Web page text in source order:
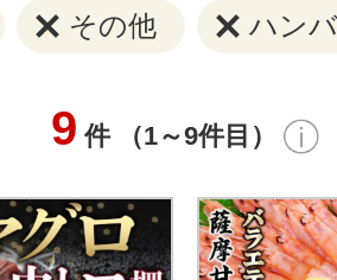
その他 ハン
9 件 （1～9件目）